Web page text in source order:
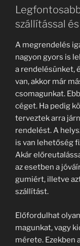
szállítással
A megrendelés
nagyon gyors is
a rendelésünket,
van, akkor már
csomagunkat.
céget. Ha pedig
terveztek arra
rendelést. A
is van lehetőség
Akár
az esetben a
gumiért, illetve
szállítást.
Előfordulhat
magunkat, vagy
mérete. Ezekben